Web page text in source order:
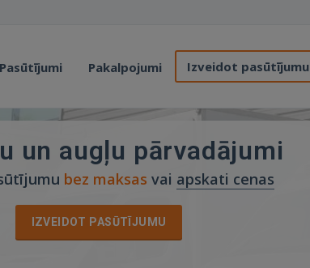
Pasūtījumi Pakalpojumi Izveidot pasūtījumu
un augļu pārvadājumi
bez maksas vai apskati cenas
IZVEIDOT PASŪTĪJUMU